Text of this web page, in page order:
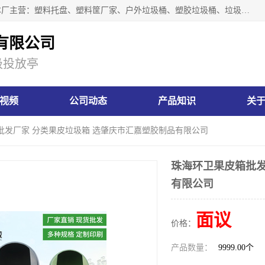
肇庆市汇嘉塑胶制品有限公司是一家塑胶垃圾桶生产厂家，本厂主营：塑料托盘、塑料筐厂家、户外垃圾桶、塑胶垃圾桶、垃圾桶等产品，深受广大客户的欢迎。公司拥有一支勇于、善于集思广益的生产队伍，实力雄厚的技术力量，一贯奉行“以人为本”的管理和服务理念。
限公司
放亭
频 公司动态 产品知识 关
厂家 分类果皮垃圾箱 选肇庆市汇嘉塑胶制品有限公司
珠海环卫果皮箱批
有限公司
价格： 面议
产品数量： 9999.00个